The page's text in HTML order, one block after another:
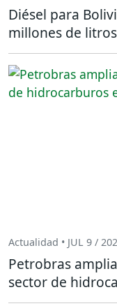
Diésel para
millones de
Actualidad • JUL 9 /
Petrobras
sector de